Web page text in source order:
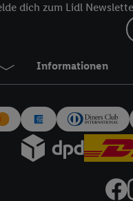
dich zum Lidl
Informationen
dort personalisierte
- zusätzlich zur
das
basierten Utiq-Technologie
Sie allen Verarbeitungen
Weitere Informationen,
für die Zukunft zu
„Anpassen“ können Sie
benannten Zwecke